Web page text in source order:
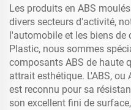
Les produits en ABS
divers secteurs d'activité,
l'automobile et les biens
Plastic, nous sommes
composants ABS de haute
attrait esthétique. L'ABS,
est reconnu pour sa
son excellent fini de